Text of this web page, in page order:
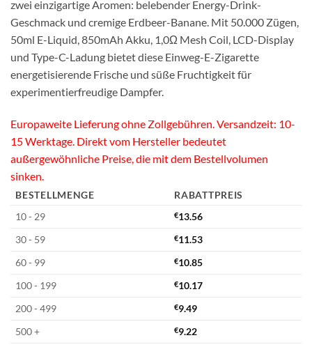
zwei einzigartige Aromen: belebender Energy-Drink-
Geschmack und cremige Erdbeer-Banane. Mit 50.000 Zügen,
50ml E-Liquid, 850mAh Akku, 1,0Ω Mesh Coil, LCD-Display
und Type-C-Ladung bietet diese Einweg-E-Zigarette
energetisierende Frische und süße Fruchtigkeit für
experimentierfreudige Dampfer.
Europaweite Lieferung ohne Zollgebühren. Versandzeit: 10-
15 Werktage. Direkt vom Hersteller bedeutet
außergewöhnliche Preise, die mit dem Bestellvolumen
sinken.
BESTELLMENGE
RABATTPREIS
10 - 29
€13.56
30 - 59
€11.53
60 - 99
€10.85
100 - 199
€10.17
200 - 499
€9.49
500 +
€9.22